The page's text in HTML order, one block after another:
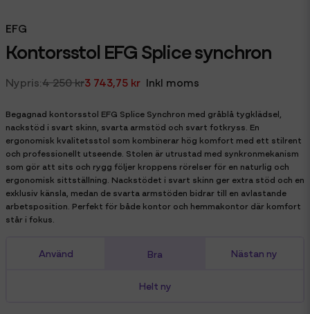
EFG
Kontorsstol EFG Splice synchron
4 250 kr3 743,75 kr Inkl moms
Begagnad kontorsstol EFG Splice Synchron med gråblå tygklädsel,
nackstöd i svart skinn, svarta armstöd och svart fotkryss. En
ergonomisk kvalitetsstol som kombinerar hög komfort med ett stilrent
och professionellt utseende. Stolen är utrustad med synkronmekanism
som gör att sits och rygg följer kroppens rörelser för en naturlig och
ergonomisk sittställning. Nackstödet i svart skinn ger extra stöd och en
exklusiv känsla, medan de svarta armstöden bidrar till en avlastande
arbetsposition. Perfekt för både kontor och hemmakontor där komfort
står i fokus.
Använd Bra Nästan ny
Helt ny